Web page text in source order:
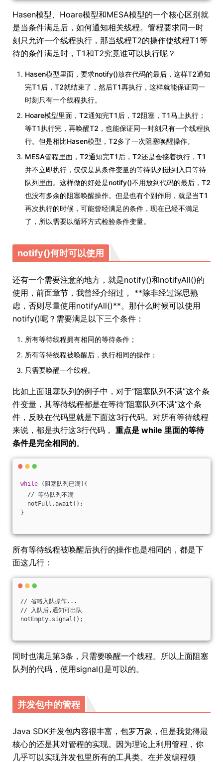
Hasen模型、Hoare模型和MESA模型的一个核心区别就
是当条件满足后，如何通知相关线程。管程要求同一时
刻只允许一个线程执行，那当线程T2的操作使线程T1等
待的条件满足时，T1和T2究竟谁可以执行呢？
Hasen模型里面，要求notify()放在代码的最后，这样T2通知
完T1后，T2就结束了，然后T1再执行，这样就能保证同一
时刻只有一个线程执行。
Hoare模型里面，T2通知完T1后，T2阻塞，T1马上执行；
等T1执行完，再唤醒T2，也能保证同一时刻只有一个线程执
行。但是相比Hasen模型，T2多了一次阻塞唤醒操作。
MESA管程里面，T2通知完T1后，T2还是会接着执行，T1
并不立即执行，仅仅是从条件变量的等待队列进到入口等待
队列里面。这样做的好处是notify()不用放到代码的最后，T2
也没有多余的阻塞唤醒操作。但是也有个副作用，就是当T1
再次执行的时候，可能曾经满足的条件，现在已经不满足
了，所以需要以循环方式检验条件变量。
notify()何时可以使用
还有一个需要注意的地方，就是notify()和notifyAll()的
使用，前面章节，我曾经介绍过， **除非经过深思熟
虑，否则尽量使用notifyAll()**。那什么时候可以使用
notify()呢？需要满足以下三个条件：
所有等待线程拥有相同的等待条件；
所有等待线程被唤醒后，执行相同的操作；
只需要唤醒一个线程。
比如上面阻塞队列的例子中，对于“阻塞队列不满”这个条
件变量，其等待线程都是在等待“阻塞队列不满”这个条
件，反映在代码里就是下面这3行代码。对所有等待线程
来说，都是执行这3行代码， 重点是 while 里面的等待
条件是完全相同的。
while (阻塞队列已满){
// 等待队列不满
notFull.await();
}
所有等待线程被唤醒后执行的操作也是相同的，都是下
面这几行：
// 省略入队操作...
// 入队后,通知可出队
notEmpty.signal();
同时也满足第3条，只需要唤醒一个线程。所以上面阻塞
队列的代码，使用signal()是可以的。
并发包中的管程
Java SDK并发包内容很丰富，包罗万象，但是我觉得最
核心的还是其对管程的实现。因为理论上利用管程，你
几乎可以实现并发包里所有的工具类。在并发编程领